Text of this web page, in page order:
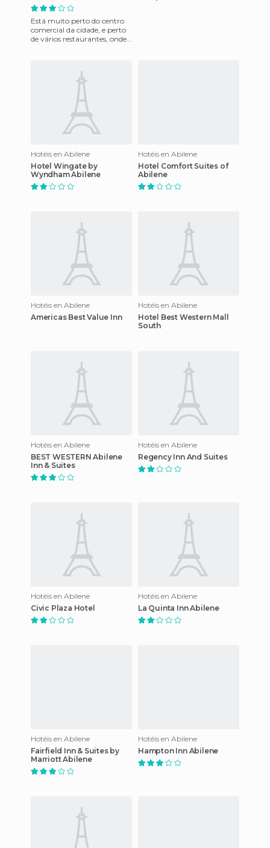
Está muito perto do centro
comercial da cidade, e perto
de vários restaurantes, onde
Hotéis en Abilene
Hotel Wingate by
Wyndham Abilene
Hotéis en Abilene
Hotel Comfort Suites of
Abilene
Hotéis en Abilene
Americas Best Value Inn
Hotéis en Abilene
Hotel Best Western Mall
South
Hotéis en Abilene
BEST WESTERN Abilene
Inn & Suites
Hotéis en Abilene
Regency Inn And Suites
Hotéis en Abilene
Civic Plaza Hotel
Hotéis en Abilene
La Quinta Inn Abilene
Hotéis en Abilene
Fairfield Inn & Suites by
Marriott Abilene
Hotéis en Abilene
Hampton Inn Abilene